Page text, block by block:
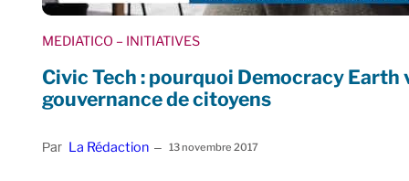
MEDIATICO – INITIATIVES
Civic Tech : pourquoi Democracy Earth
gouvernance de citoyens
Par La Rédaction – 13 novembre 2017